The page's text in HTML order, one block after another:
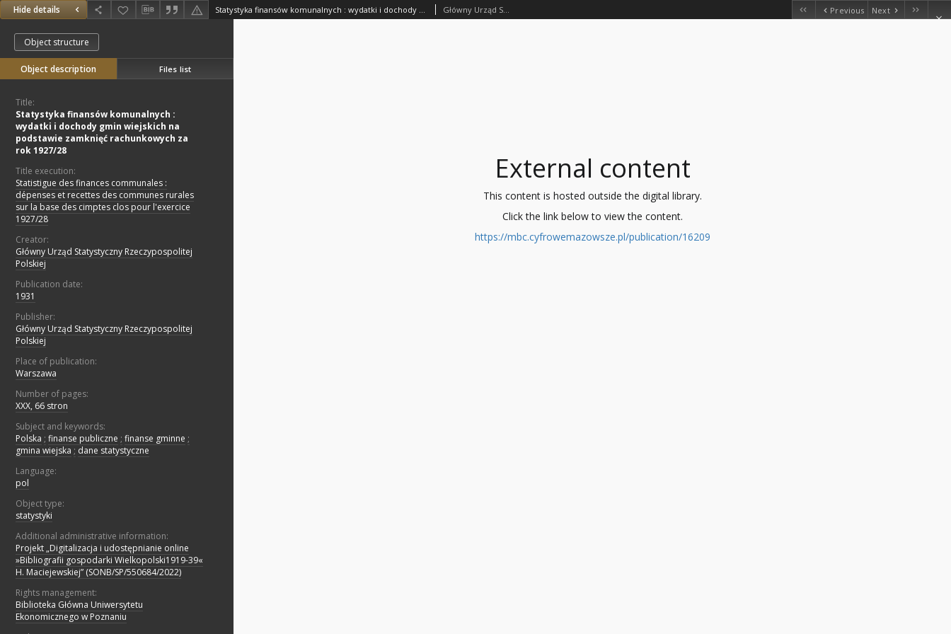
Hide details Statystyka finansów komunalnych : wydatki i dochody gmin wiejskich na podstawie zamknięć rachunkowych za rok 1927/28 Główny Urząd Statystyczny Rzeczypospolitej Polskiej Previous Next
Object structure
Object description Files list
Title:
Statystyka finansów komunalnych :
wydatki i dochody gmin wiejskich na
podstawie zamknięć rachunkowych za
rok 1927/28
Title execution:
Statistigue des finances communales :
dépenses et recettes des communes rurales
sur la base des cimptes clos pour l'exercice
1927/28
Creator:
Główny Urząd Statystyczny Rzeczypospolitej
Polskiej
Publication date:
1931
Publisher:
Główny Urząd Statystyczny Rzeczypospolitej
Polskiej
Place of publication:
Warszawa
Number of pages:
XXX, 66 stron
Subject and keywords:
Polska ; finanse publiczne ; finanse gminne ;
gmina wiejska ; dane statystyczne
Language:
pol
Object type:
statystyki
Additional administrative information:
Projekt „Digitalizacja i udostępnianie online
»Bibliografii gospodarki Wielkopolski1919-39«
H. Maciejewskiej” (SONB/SP/550684/2022)
Rights management:
Biblioteka Główna Uniwersytetu
Ekonomicznego w Poznaniu
External content
This content is hosted outside the digital library.
Click the link below to view the content.
https://mbc.cyfrowemazowsze.pl/publication/16209